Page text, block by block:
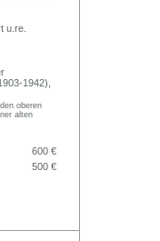
u.re.
1942),
oberen
alten
600 €
500 €